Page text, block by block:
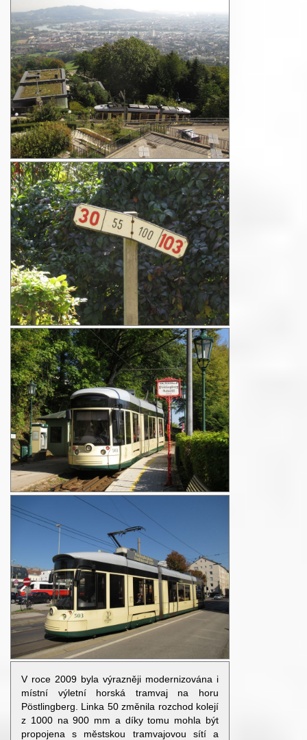
V roce 2009 byla výrazněji modernizována i
místní výletní horská tramvaj na horu
Pöstlingberg. Linka 50 změnila rozchod kolejí
z 1000 na 900 mm a díky tomu mohla být
propojena s městskou tramvajovou sítí a